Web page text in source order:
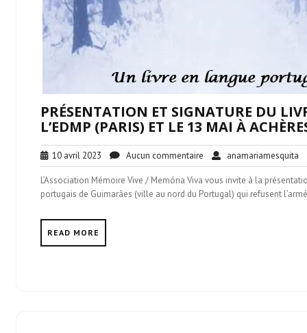
PRÉSENTATION ET SIGNATURE DU
L’EDMP (PARIS) ET LE 13 MAI À
10 avril 2023 10
avril
2023
Aucun commentaire Aucun
commentaire
anamariamesquita
L’Association Mémoire Vive / Memória Viva vous invite à la
portugais de Guimarães (ville au nord du Portugal) qui refusent
READ MORE